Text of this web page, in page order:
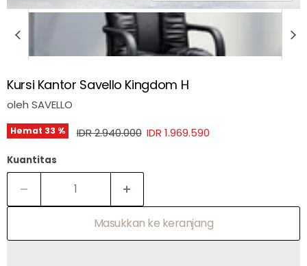
Kursi Kantor Savello Kingdom H
oleh SAVELLO
Hemat 33 % Harga asli
IDR 2.940.000 Harga sekarang
IDR 1.969.590
Kuantitas
Masukkan ke keranjang